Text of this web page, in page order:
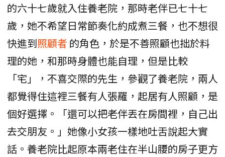
的六十七歲就入住養老院，那時老伴已七十七
歲，她不希望日常節奏化約成煮三餐，也不想很
快進到照顧者 的角色，於是不善照顧也拙於料
理的她，和那時身體也能自理，但是比較
「宅」，不喜交際的先生，參觀了養老院，兩人
都覺得住這裡三餐有人張羅，起居有人照顧，是
個好選擇。「還可以把老伴丟在房間裡，自己出
去交朋友。」她像小女孩一樣地吐舌說起大實
話。養老院比起原本兩老住在半山腰的房子更方